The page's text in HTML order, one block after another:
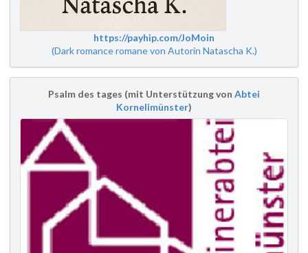
https://payhip.com/JoMoin
(Dark romance romane von Autorin Natascha K.)
Psalm des tages (mit Unterstützung von Abtei
Kornelimünster)